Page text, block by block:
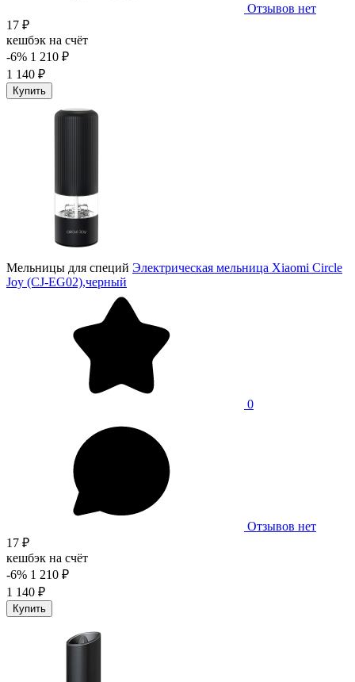
Отзывов нет
17 ₽
кешбэк на счёт
-6% 1 210 ₽
1 140 ₽
Купить
Мельницы для специй Электрическая мельница Xiaomi Circle
Joy (CJ-EG02),черный
0
Отзывов нет
17 ₽
кешбэк на счёт
-6% 1 210 ₽
1 140 ₽
Купить